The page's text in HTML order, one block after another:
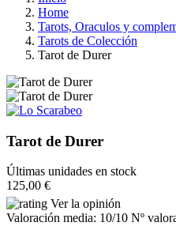
Home
Tarots, Oraculos y
Tarots de Colección
Tarot de Durer
Tarot de Durer
Últimas unidades en stock
125,00 €
Ver la opinión
Valoración media: 10/10 Nº